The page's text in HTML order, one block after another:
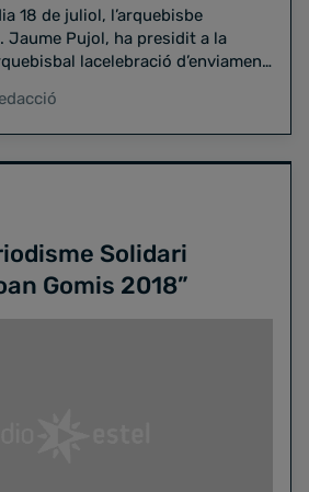
18 de juliol, l’arquebisbe
Jaume Pujol, ha presidit a la
lacelebració d’enviament
Solidari
Gomis 2018”